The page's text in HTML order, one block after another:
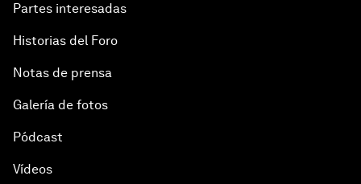
Partes interesadas
Historias del Foro
Notas de prensa
Galería de fotos
Pódcast
Vídeos